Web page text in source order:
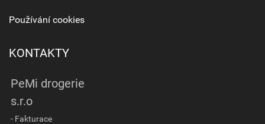
Používání cookies
KONTAKTY
PeMi drogerie
s.r.o
- Fakturace